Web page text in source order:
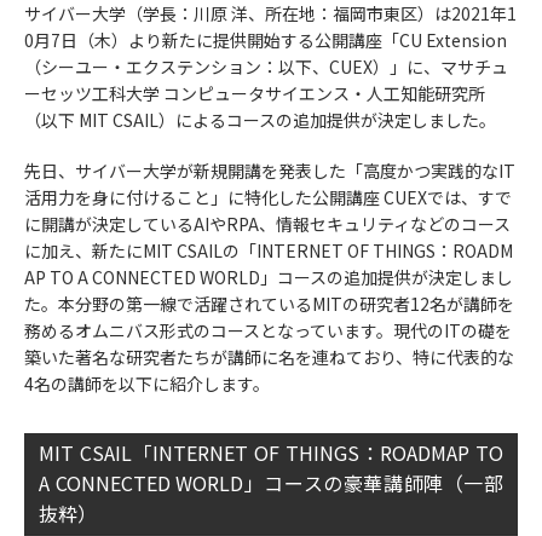
サイバー大学（学長：川原 洋、所在地：福岡市東区）は2021年1
0月7日（木）より新たに提供開始する公開講座「CU Extension
（シーユー・エクステンション：以下、CUEX）」に、マサチュ
ーセッツ工科大学 コンピュータサイエンス・人工知能研究所
（以下 MIT CSAIL）によるコースの追加提供が決定しました。
先日、サイバー大学が新規開講を発表した「高度かつ実践的なIT
活用力を身に付けること」に特化した公開講座 CUEXでは、すで
に開講が決定しているAIやRPA、情報セキュリティなどのコース
に加え、新たにMIT CSAILの「INTERNET OF THINGS：ROADM
AP TO A CONNECTED WORLD」コースの追加提供が決定しまし
た。本分野の第一線で活躍されているMITの研究者12名が講師を
務めるオムニバス形式のコースとなっています。現代のITの礎を
築いた著名な研究者たちが講師に名を連ねており、特に代表的な
4名の講師を以下に紹介します。
MIT CSAIL「INTERNET OF THINGS：ROADMAP TO
A CONNECTED WORLD」コースの豪華講師陣（一部
抜粋）